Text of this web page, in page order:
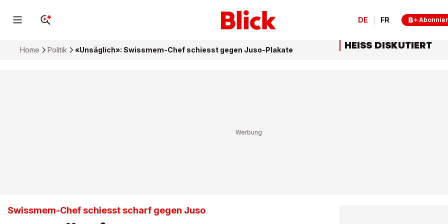
DE FR
Home Politik «Unsäglich»: Swissmem-Chef schiesst gegen Juso-Plakate
Swissmem-Chef schiesst scharf gegen Juso
HEISS DISKUTIERT